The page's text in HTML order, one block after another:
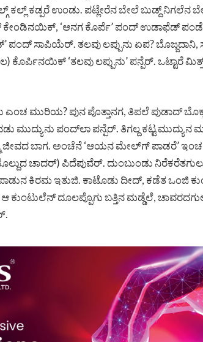
ಕಡ್ಪರೆ ಉಂಡು. ಪಟ್ಲೇರೆನ ಬೇಲೆ ಬುಡ್ದ್ ನಿಗಲೆನ
‘ಆನಗ ಕೊರ್ಪೆ’ ಪಂದ್ ಉಡಾಫೆಡ್ ಪಂಡೆ.
ಸಾಪಿಯೆರ್. ತಲವು ಲಪ್ಪುನು ಏಪ? ಬೊಜ್ಜದಾನಿ,
‘ತಲವು ಲಪ್ಪುನು’ ಪನ್ಪೆರ್. ಒಟ್ಟಾರೆ
ಎಂಚ ಮುರಿಯ? ಪುನ ಪೊತ್ತಾನಗ, ತಿಪಲೆ ಪುಡಾದ್
ಪಂದ್‌ಲಾ ಪನ್ಪೆರ್. ತಿಗಲ್ದ ಕಟ್ಟ ಮುದ್ಯುನ
ಜೀವದ ಬಾಗ. ಅಂಚೆನೆ ‘ಆಯನ ಮೇಲ್‌ಗ್ ಪಾಡರೆ’
ಚಾದರ್) ಪಿದೆಪುವೆರ್. ದುಂಬುಂಡು
ಕಿರಮ ಇತುಜಿ. ಕಾಟೊಡು ದೀದ್, ಕಡೆತ ಒಂಜಿ
ಕುಂಟುಲೆನ್ ದೂಲಪ್ಪೊಗು ಬತ್ತಿನ ಮಡ್ಡೆಲೆ,